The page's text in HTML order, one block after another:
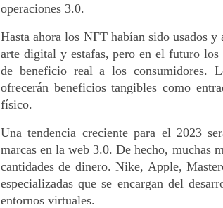
operaciones 3.0.
Hasta ahora los NFT habían sido usados
arte digital y estafas, pero en el futuro
de beneficio real a los consumidores.
ofrecerán beneficios tangibles como
físico.
Una tendencia creciente para el 2023
marcas en la web 3.0. De hecho, muchas
cantidades de dinero. Nike, Apple,
especializadas que se encargan del
entornos virtuales.